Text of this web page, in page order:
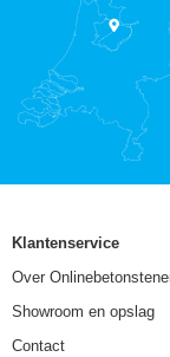
Klantenservice
Over
Showroom en opslag
Contact